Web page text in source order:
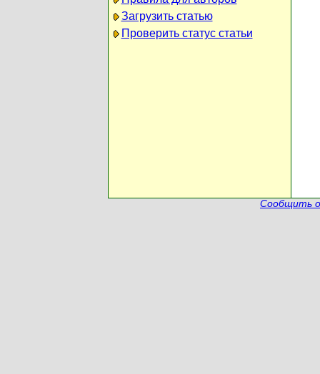
Загрузить статью
Проверить статус статьи
Сообщить о